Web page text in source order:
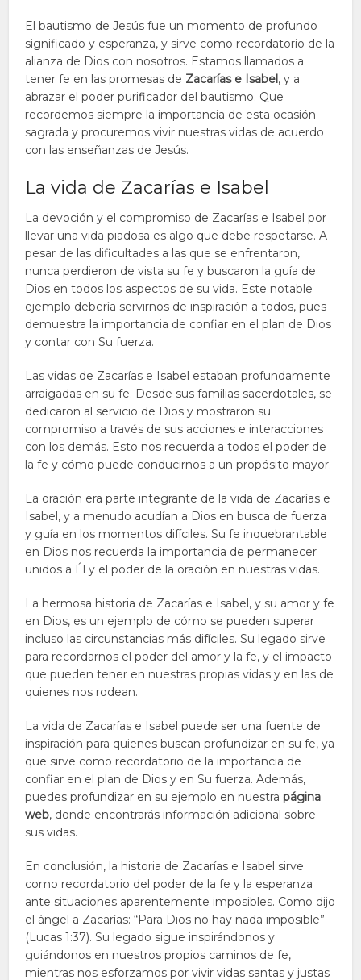
El bautismo de Jesús fue un momento de profundo
significado y esperanza, y sirve como recordatorio de la
alianza de Dios con nosotros. Estamos llamados a
tener fe en las promesas de Zacarías e Isabel, y a
abrazar el poder purificador del bautismo. Que
recordemos siempre la importancia de esta ocasión
sagrada y procuremos vivir nuestras vidas de acuerdo
con las enseñanzas de Jesús.
La vida de Zacarías e Isabel
La devoción y el compromiso de Zacarías e Isabel por
llevar una vida piadosa es algo que debe respetarse. A
pesar de las dificultades a las que se enfrentaron,
nunca perdieron de vista su fe y buscaron la guía de
Dios en todos los aspectos de su vida. Este notable
ejemplo debería servirnos de inspiración a todos, pues
demuestra la importancia de confiar en el plan de Dios
y contar con Su fuerza.
Las vidas de Zacarías e Isabel estaban profundamente
arraigadas en su fe. Desde sus familias sacerdotales, se
dedicaron al servicio de Dios y mostraron su
compromiso a través de sus acciones e interacciones
con los demás. Esto nos recuerda a todos el poder de
la fe y cómo puede conducirnos a un propósito mayor.
La oración era parte integrante de la vida de Zacarías e
Isabel, y a menudo acudían a Dios en busca de fuerza
y guía en los momentos difíciles. Su fe inquebrantable
en Dios nos recuerda la importancia de permanecer
unidos a Él y el poder de la oración en nuestras vidas.
La hermosa historia de Zacarías e Isabel, y su amor y fe
en Dios, es un ejemplo de cómo se pueden superar
incluso las circunstancias más difíciles. Su legado sirve
para recordarnos el poder del amor y la fe, y el impacto
que pueden tener en nuestras propias vidas y en las de
quienes nos rodean.
La vida de Zacarías e Isabel puede ser una fuente de
inspiración para quienes buscan profundizar en su fe, ya
que sirve como recordatorio de la importancia de
confiar en el plan de Dios y en Su fuerza. Además,
puedes profundizar en su ejemplo en nuestrapágina
web, donde encontrarás información adicional sobre
sus vidas.
En conclusión, la historia de Zacarías e Isabel sirve
como recordatorio del poder de la fe y la esperanza
ante situaciones aparentemente imposibles. Como dijo
el ángel a Zacarías: “Para Dios no hay nada imposible”
(Lucas 1:37). Su legado sigue inspirándonos y
guiándonos en nuestros propios caminos de fe,
mientras nos esforzamos por vivir vidas santas y justas